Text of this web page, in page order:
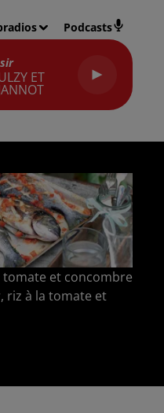
Podcasts
ET
et concombre
riz à la tomate et